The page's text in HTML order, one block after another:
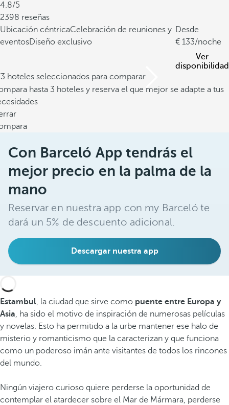
4.8/5
2398 reseñas
Ubicación céntricaCelebración de reuniones y
eventosDiseño exclusivo
Desde
133/noche
Ver
disponibilidad
hoteles seleccionados para comparar
hasta 3 hoteles y reserva el que mejor se adapte a tus
Con Barceló App tendrás el
mejor precio en la palma de la
mano
Reservar en nuestra app con my Barceló te
dará un 5% de descuento adicional.
Descargar nuestra app
Estambul, la ciudad que sirve como puente entre Europa y
Asia, ha sido el motivo de inspiración de numerosas películas
y novelas. Esto ha permitido a la urbe mantener ese halo de
misterio y romanticismo que la caracterizan y que funciona
como un poderoso imán ante visitantes de todos los rincones
del mundo.
Ningún viajero curioso quiere perderse la oportunidad de
contemplar el atardecer sobre el Mar de Mármara, perderse